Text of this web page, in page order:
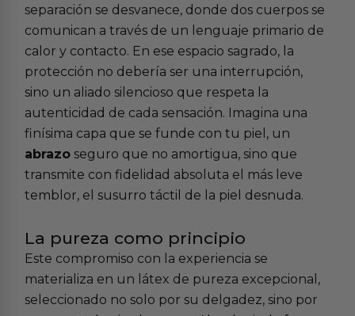
separación se desvanece, donde dos cuerpos se
comunican a través de un lenguaje primario de
calor y contacto. En ese espacio sagrado, la
protección no debería ser una interrupción,
sino un aliado silencioso que respeta la
autenticidad de cada sensación. Imagina una
finísima capa que se funde con tu piel, un
abrazo seguro que no amortigua, sino que
transmite con fidelidad absoluta el más leve
temblor, el susurro táctil de la piel desnuda.
La pureza como principio
Este compromiso con la experiencia se
materializa en un látex de pureza excepcional,
seleccionado no solo por su delgadez, sino por